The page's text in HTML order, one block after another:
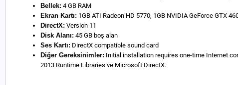
Bellek: 4 GB RAM
Ekran Kartı: 1GB ATI Radeon HD 5770, 1GB NVIDIA GeForce GTX
DirectX: Version 11
Disk Alanı: 45 GB boş alan
Ses Kartı: DirectX compatible sound card
Diğer Gereksinimler: Initial installation requires one-time Internet
2013 Runtime Libraries ve Microsoft DirectX.